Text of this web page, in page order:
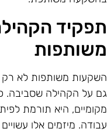
משותפות לא רק
על הקהילה שסביבה.
היא תורמת
מיזמים אלו